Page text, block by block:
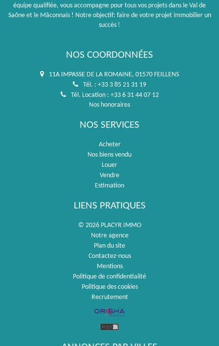
équipe qualifiée, vous accompagne pour tous vos projets dans le Val de
Saône et le Mâconnais ! Notre objectif: faire de votre projet immobilier un
succès !
NOS COORDONNÉES
11A IMPASSE DE LA ROMAINE, 01570 FEILLENS
Tél. : +33 3 85 21 31 19
Tél. Location : +33 6 31 44 07 12
Nos honoraires
NOS SERVICES
Acheter
Nos biens vendu
Louer
Vendre
Estimation
LIENS PRATIQUES
© 2026 PLACYR IMMO
Notre agence
Plan du site
Contactez-nous
Mentions
Politique de confidentialité
Politique des cookies
Recrutement